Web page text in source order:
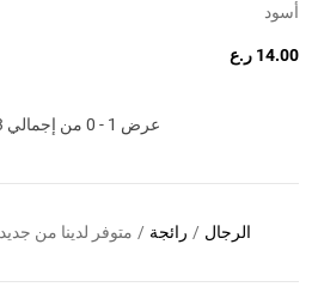
أسود
14.00 ر.ع
عرض 1 - 0 من إجمالي 23 المنتجات
الرجال / رائجة / متوفر لدينا من جديد